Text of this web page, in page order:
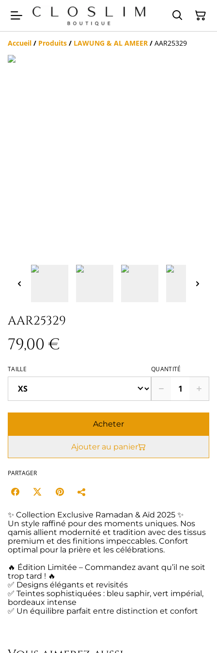
Accueil / Produits / LAWUNG & AL AMEER / AAR25329
AAR25329
79,00 €
TAILLE QUANTITÉ
Acheter
Ajouter au panier
PARTAGER
✨ Collection Exclusive Ramadan & Aïd 2025 ✨
Un style raffiné pour des moments uniques. Nos
qamis allient modernité et tradition avec des tissus
premium et des finitions impeccables. Confort
optimal pour la prière et les célébrations.
🔥 Édition Limitée – Commandez avant qu’il ne soit
trop tard ! 🔥
✅ Designs élégants et revisités
✅ Teintes sophistiquées : bleu saphir, vert impérial,
bordeaux intense
✅ Un équilibre parfait entre distinction et confort